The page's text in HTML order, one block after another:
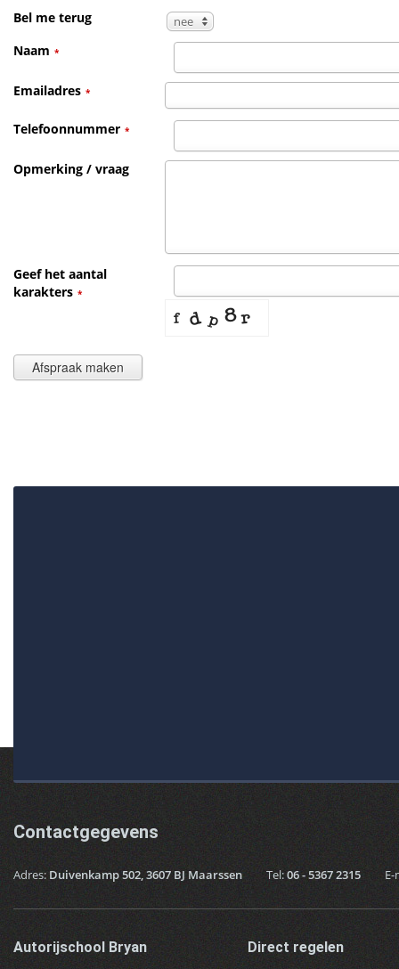
Bel me terug nee
Naam *
Emailadres *
Telefoonnummer *
Opmerking / vraag
Geef het aantal
karakters *
Afspraak maken
Contactgegevens
Adres:Duivenkamp 502, 3607 BJ Maarssen Tel:06 - 5367 2315
Autorijschool Bryan
Direct regelen